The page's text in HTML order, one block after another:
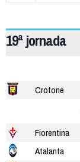
19ª jornada
Crotone
Fiorentina
Atalanta